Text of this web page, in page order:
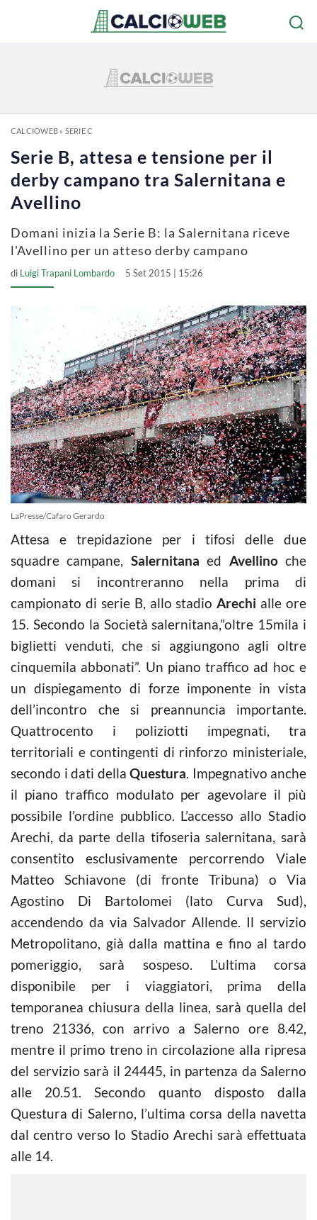
CALCIOWEB» SERIE C
Serie B, attesa e tensione per il
derby campano tra Salernitana e
Avellino
Domani inizia la Serie B: la Salernitana riceve
l'Avellino per un atteso derby campano
di Luigi Trapani Lombardo 5 Set 2015 | 15:26
LaPresse/Cafaro Gerardo
Attesa e trepidazione per i tifosi delle due
squadre campane, Salernitana ed Avellinoche
domani si incontreranno nella prima di
campionato di serie B, allo stadioArechi alle ore
15. Secondo la Società salernitana,”oltre 15mila i
biglietti venduti, che si aggiungono agli oltre
cinquemila abbonati”. Un piano traffico ad hoc e
un dispiegamento di forze imponente in vista
dell’incontro che si preannuncia importante.
Quattrocento i poliziotti impegnati, tra
territoriali e contingenti di rinforzo ministeriale,
secondo i dati della Questura. Impegnativo anche
il piano traffico modulato per agevolare il più
possibile l’ordine pubblico. L’accesso allo Stadio
Arechi, da parte della tifoseria salernitana, sarà
consentito esclusivamente percorrendo Viale
Matteo Schiavone (di fronte Tribuna) o Via
Agostino Di Bartolomei (lato Curva Sud),
accendendo da via Salvador Allende. Il servizio
Metropolitano, già dalla mattina e fino al tardo
pomeriggio, sarà sospeso. L’ultima corsa
disponibile per i viaggiatori, prima della
temporanea chiusura della linea, sarà quella del
treno 21336, con arrivo a Salerno ore 8.42,
mentre il primo treno in circolazione alla ripresa
del servizio sarà il 24445, in partenza da Salerno
alle 20.51. Secondo quanto disposto dalla
Questura di Salerno, l’ultima corsa della navetta
dal centro verso lo Stadio Arechi sarà effettuata
alle 14.